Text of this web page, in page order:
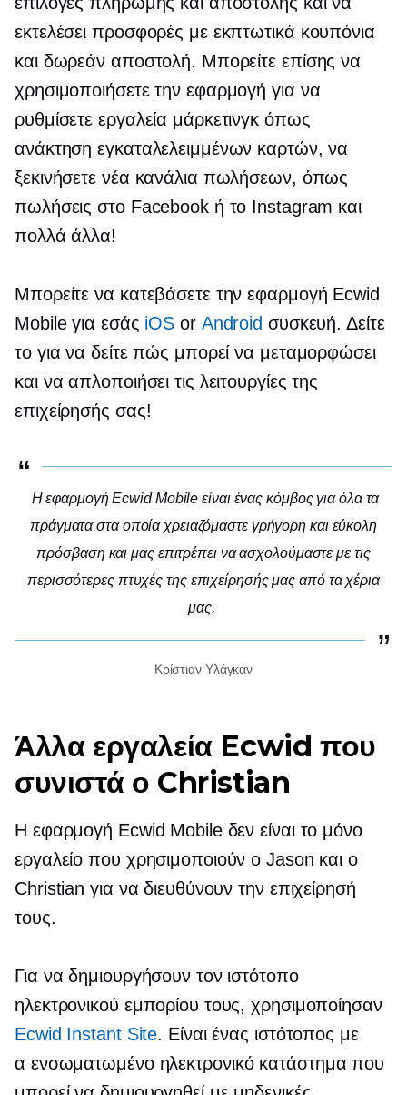
εκτελέσει προσφορές με εκπτωτικά κουπόνια
και δωρεάν αποστολή. Μπορείτε επίσης να
χρησιμοποιήσετε την εφαρμογή για να
ρυθμίσετε εργαλεία μάρκετινγκ όπως
ανάκτηση εγκαταλελειμμένων καρτών, να
ξεκινήσετε νέα κανάλια πωλήσεων, όπως
πωλήσεις στο Facebook ή το Instagram και
πολλά άλλα!
Μπορείτε να κατεβάσετε την εφαρμογή Ecwid
Mobile για εσάς iOS or Android συσκευή. Δείτε
το για να δείτε πώς μπορεί να μεταμορφώσει
και να απλοποιήσει τις λειτουργίες της
επιχείρησής σας!
Η εφαρμογή Ecwid Mobile είναι ένας κόμβος για όλα τα
πράγματα στα οποία χρειαζόμαστε γρήγορη και εύκολη
πρόσβαση και μας επιτρέπει να ασχολούμαστε με τις
περισσότερες πτυχές της επιχείρησής μας από τα χέρια
μας.
Κρίστιαν Υλάγκαν
Άλλα εργαλεία Ecwid που
συνιστά ο Christian
Η εφαρμογή Ecwid Mobile δεν είναι το μόνο
εργαλείο που χρησιμοποιούν ο Jason και ο
Christian για να διευθύνουν την επιχείρησή
τους.
Για να δημιουργήσουν τον ιστότοπο
ηλεκτρονικού εμπορίου τους, χρησιμοποίησαν
Ecwid Instant Site. Είναι ένας ιστότοπος με
α ενσωματωμένοηλεκτρονικό κατάστημα που